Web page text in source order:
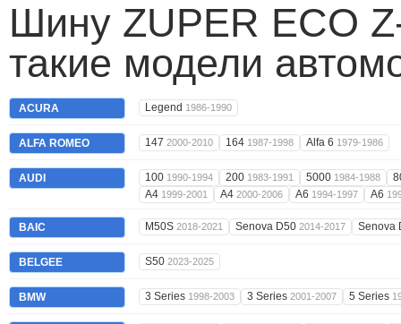
Шину ZUPER ECO
такие модели
ACURA Legend 1986-1990
ALFA ROMEO 147 2000-2010 164 1987-1998 Alfa 6 1979-1986
AUDI 100 1990-1994 200 1983-1991 5000 1984-1988
A4 1999-2001 A4 2000-2006 A6 1994-1997 A6
BAIC M50S 2018-2021 Senova D50 2014-2017 Senova
BELGEE S50 2023-2025
BMW 3 Series 1998-2003 3 Series 2001-2007 5 Series